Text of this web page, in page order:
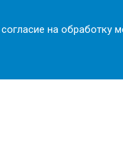
на обработку